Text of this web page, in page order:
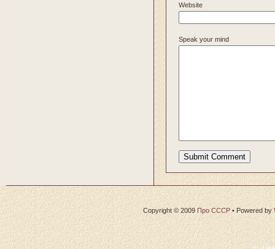
Website
Speak your mind
Copyright © 2009 Про СССР•Powered by